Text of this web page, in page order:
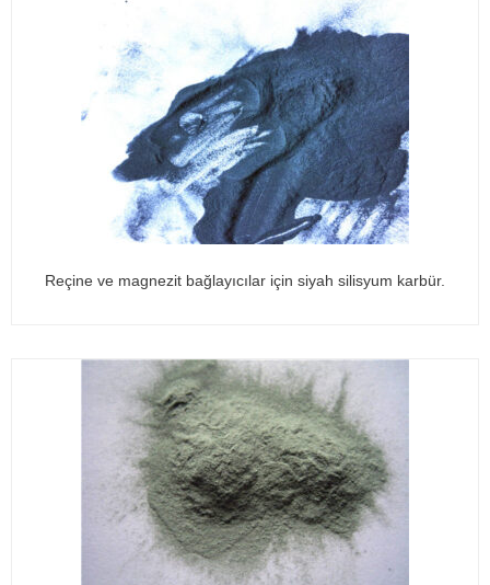
Reçine ve magnezit bağlayıcılar için siyah silisyum karbür.